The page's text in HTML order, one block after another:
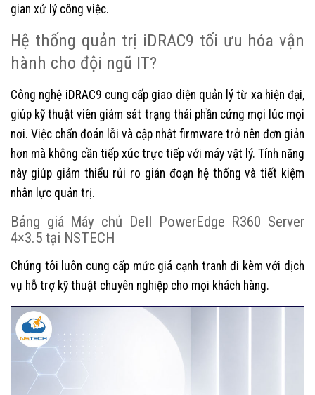
gian xử lý công việc.
Hệ thống quản trị iDRAC9 tối ưu hóa vận
hành cho đội ngũ IT?
Công nghệ iDRAC9 cung cấp giao diện quản lý từ xa hiện đại,
giúp kỹ thuật viên giám sát trạng thái phần cứng mọi lúc mọi
nơi. Việc chẩn đoán lỗi và cập nhật firmware trở nên đơn giản
hơn mà không cần tiếp xúc trực tiếp với máy vật lý. Tính năng
này giúp giảm thiểu rủi ro gián đoạn hệ thống và tiết kiệm
nhân lực quản trị.
Bảng giá Máy chủ Dell PowerEdge R360 Server
4×3.5 tại NSTECH
Chúng tôi luôn cung cấp mức giá cạnh tranh đi kèm với dịch
vụ hỗ trợ kỹ thuật chuyên nghiệp cho mọi khách hàng.